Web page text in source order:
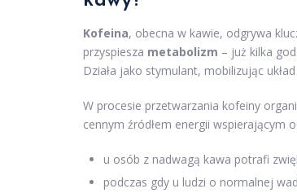
Kofeina, obecna w kawie, odgrywa
przyspiesza metabolizm – już kilka
Działa jako stymulant, mobilizując
W procesie przetwarzania kofeiny
cennym źródłem energii wspierającym
u osób z nadwagą kawa potrafi
podczas gdy u ludzi o normalnej